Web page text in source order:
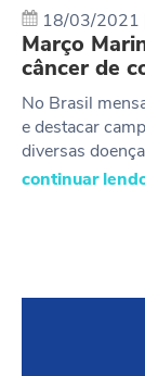
18/03/2021
Março
câncer de
No Brasil
e destacar
diversas
continuar